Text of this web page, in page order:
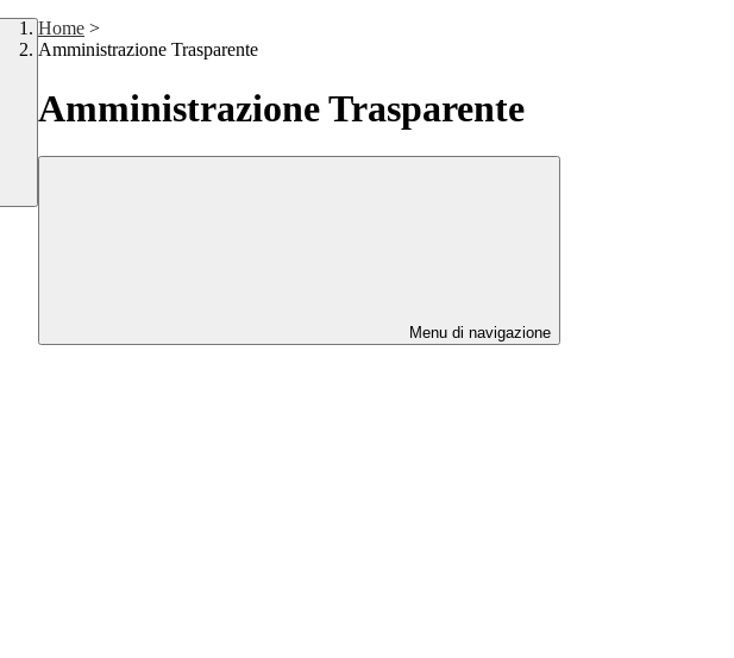
Home >
Amministrazione Trasparente
Amministrazione Trasparente
Menu di navigazione